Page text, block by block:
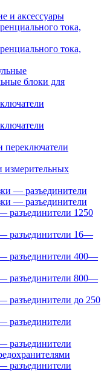
и аксессуары
тока,
тока,
блоки для
измерительных
— разъединители
— разъединители
разъединители 1250
разъединители 16—
разъединители 400—
разъединители 800—
разъединители до 250
разъединители
разъединители
разъединители